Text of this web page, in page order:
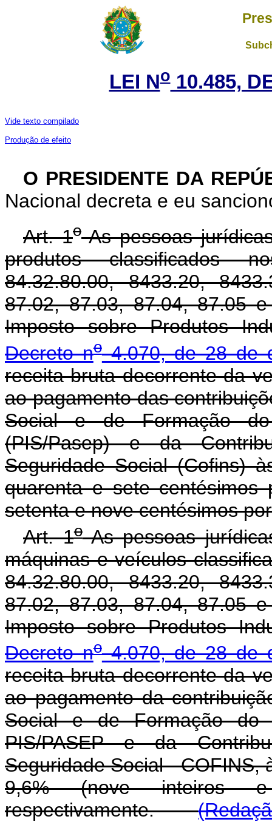
LEI No10.485,
Vide texto compilado
Produção de efeito
O PRESIDENTE DA
Nacional decreta e eu
Art. 1oAs pessoas
produtos classificados
84.32.80.00, 8433.20,
87.02, 87.03, 87.04, 87.05
Imposto sobre Produtos
Decreto no4.070, de 28 de
receita bruta decorrente da
ao pagamento das
Social e de Formação
(PIS/Pasep) e da
Seguridade Social (Cofins)
quarenta e sete
setenta e nove centésimos
Art. 1oAs pessoas
máquinas e veículos
84.32.80.00, 8433.20,
87.02, 87.03, 87.04, 87.05
Imposto sobre Produtos
Decreto no4.070, de 28 de
receita bruta decorrente da
ao pagamento da
Social e de Formação do
PIS/PASEP e da
Seguridade Social - COFINS,
9,6% (nove inteiros
respectivamente.